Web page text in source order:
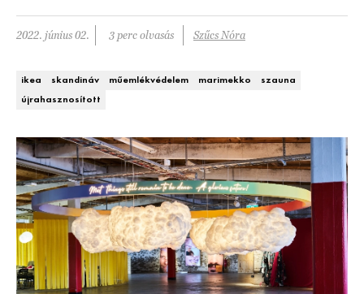
Kert és terasz
HÍRLEVÉL
2022. június 02. 3 perc olvasás Szűcs Nóra
ikea skandináv műemlékvédelem marimekko
szauna
újrahasznosított